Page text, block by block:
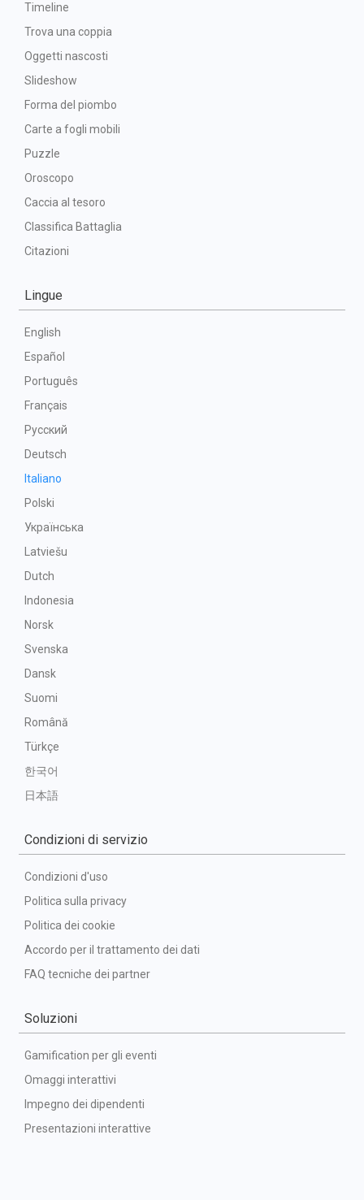
Timeline
Trova una coppia
Oggetti nascosti
Slideshow
Forma del piombo
Carte a fogli mobili
Puzzle
Oroscopo
Caccia al tesoro
Classifica Battaglia
Citazioni
Lingue
English
Español
Português
Français
Русский
Deutsch
Italiano
Polski
Українська
Latviešu
Dutch
Indonesia
Norsk
Svenska
Dansk
Suomi
Română
Türkçe
한국어
日本語
Condizioni di servizio
Condizioni d'uso
Politica sulla privacy
Politica dei cookie
Accordo per il trattamento dei dati
FAQ tecniche dei partner
Soluzioni
Gamification per gli eventi
Omaggi interattivi
Impegno dei dipendenti
Presentazioni interattive